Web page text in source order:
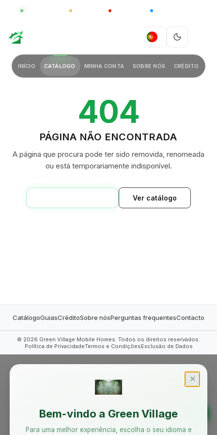
CHINA
PT
INÍCIO CATÁLOGO MINHA CONTA SOBRE NÓS CRÉDITO
404
PÁGINA NÃO ENCONTRADA
A página que procura pode ter sido removida, renomeada
ou está temporariamente indisponível.
Ver catálogo
CatálogoGuiasCréditoSobre nósPerguntas frequentesContacto
© 2026 Green Village Mobile Homes. Todos os direitos reservados.
Política de PrivacidadeTermos e CondiçõesExclusão de Dados
✕
Bem-vindo a Green Village
Para uma melhor experiência, escolha o seu idioma e